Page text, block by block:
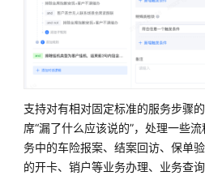
考
术
语
责
支持对有相对固定标准的服务步骤
席“漏了什么应该说的”，处理一些
务中的车险报案、结案回访、保单
的开卡、销户等业务办理、业务查询